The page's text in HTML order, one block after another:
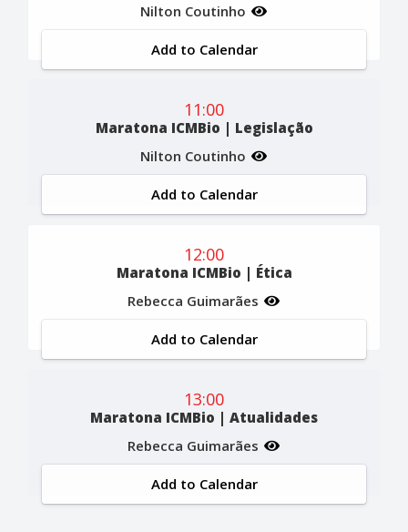
Nilton Coutinho
Add to Calendar
11:00
Maratona ICMBio | Legislação
Nilton Coutinho
Add to Calendar
12:00
Maratona ICMBio | Ética
Rebecca Guimarães
Add to Calendar
13:00
Maratona ICMBio | Atualidades
Rebecca Guimarães
Add to Calendar